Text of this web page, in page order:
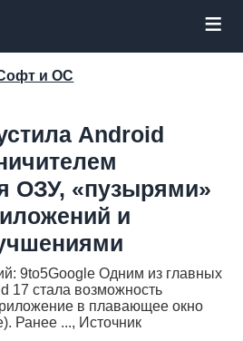
≡
и ОС
Android
ОЗУ, «пузырями»
и
9to5Google Одним из главных
17 стала возможность
в плавающее окно
Ранее ..., Источник